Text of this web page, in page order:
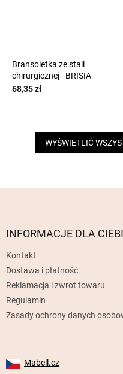
Bransoletka ze stali
chirurgicznej - BRISIA
68,35 zł
WYŚWIETLIĆ
INFORMACJE DLA
Kontakt
Dostawa i płatność
Reklamacja i zwrot towaru
Regulamin
Zasady ochrony danych
Mabell.cz